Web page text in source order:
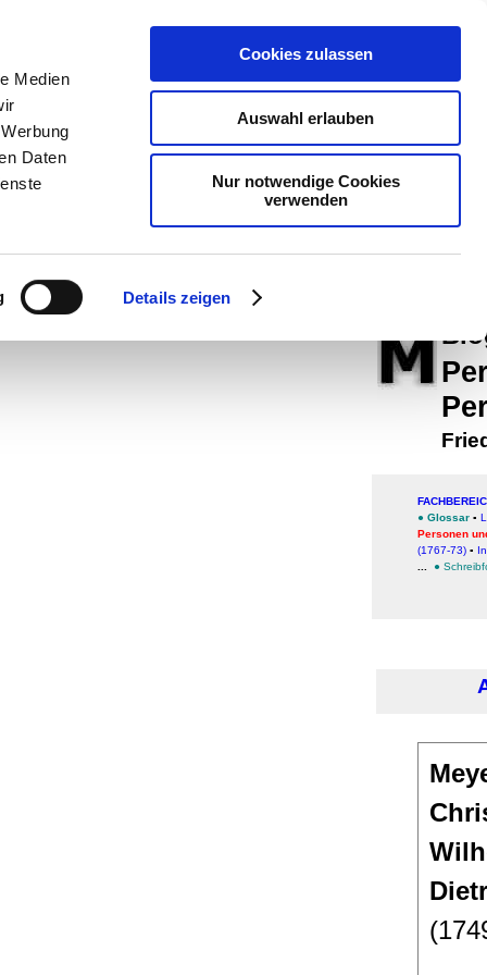
Medien
Daten
Details zeigen
Cookies zulassen
Auswahl erlauben
Nur notwendige Cookies
verwenden
● Glossar ▪
Personen
(1767-73) ▪
●